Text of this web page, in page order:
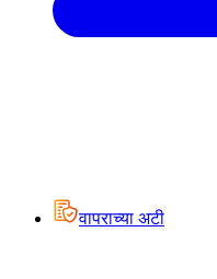
वापराच्या अटी